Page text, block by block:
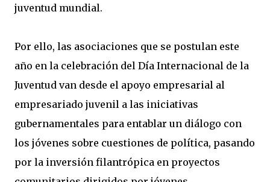
juventud mundial.
Por ello, las asociaciones que se postulan este
año en la celebración del Día Internacional de la
Juventud van desde el apoyo empresarial al
empresariado juvenil a las iniciativas
gubernamentales para entablar un diálogo con
los jóvenes sobre cuestiones de política, pasando
por la inversión filantrópica en proyectos